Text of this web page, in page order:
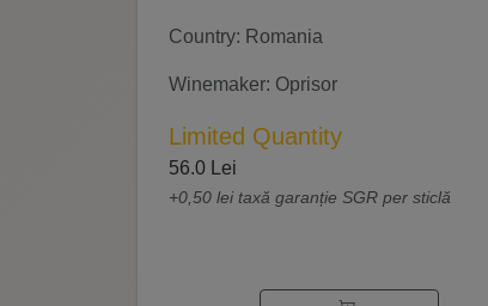
Country: Romania
Winemaker: Oprisor
Limited Quantity
56.0 Lei
+0,50 lei taxă garanție SGR per sticlă